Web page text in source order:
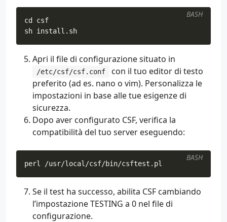
cd
sh install.sh
BASH
Apri il file di configurazione situato in
/etc/csf/csf.conf
con il tuo editor di testo
preferito (ad es. nano o vim). Personalizza le
impostazioni in base alle tue esigenze di
sicurezza.
Dopo aver configurato CSF, verifica la
compatibilità del tuo server eseguendo:
perl /usr/local/csf/bin/csftest.pl
BASH
Se il test ha successo, abilita CSF cambiando
l’impostazione TESTING a 0 nel file di
configurazione.